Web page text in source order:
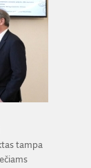
tampa